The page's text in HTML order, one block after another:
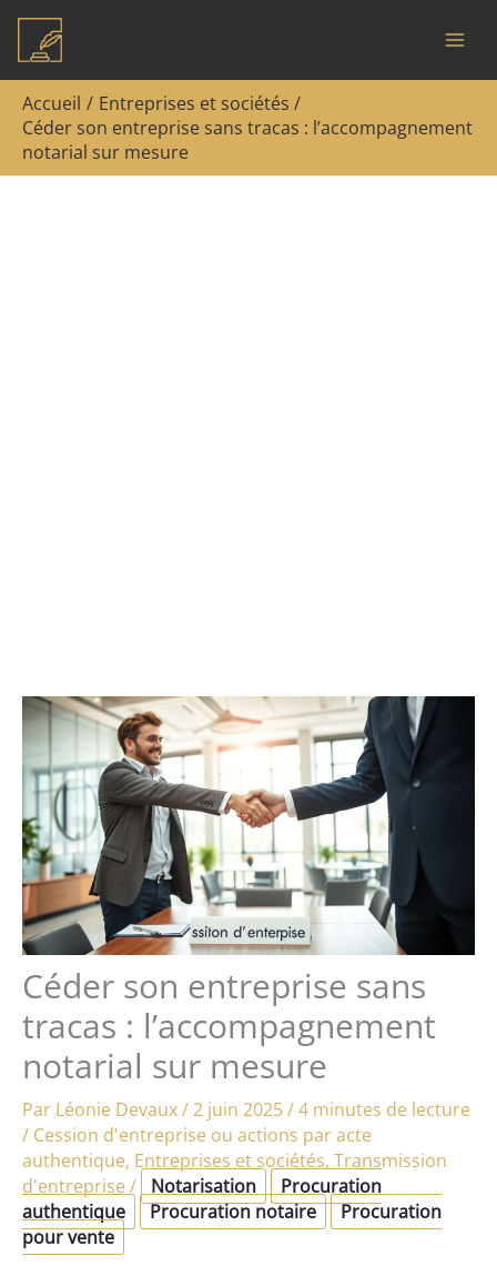
Aller
contenu
Accueil
Entreprises et sociétés
Céder son entreprise sans tracas : l’accompagnement
notarial sur mesure
Céder son entreprise sans
tracas : l’accompagnement
notarial sur mesure
Par Léonie Devaux/2 juin 2025/4 minutes de lecture
/ Cession d'entreprise ou actions par acte
authentique, Entreprises et sociétés, Transmission
d'entreprise/ Notarisation
Procuration
authentique
Procuration notaire
Procuration
pour vente
Rechercher